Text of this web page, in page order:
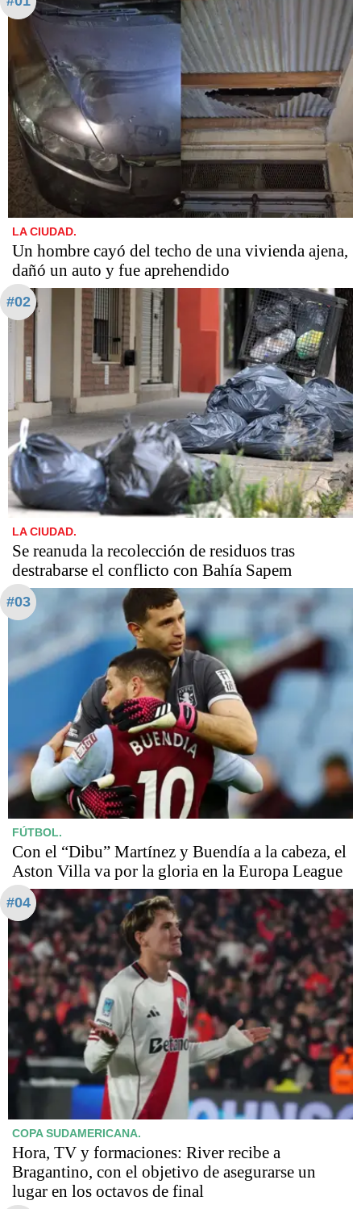
LA CIUDAD.
Un hombre cayó del techo de una vivienda ajena,
dañó un auto y fue aprehendido
#02
LA CIUDAD.
Se reanuda la recolección de residuos tras
destrabarse el conflicto con Bahía Sapem
#03
FÚTBOL.
Con el “Dibu” Martínez y Buendía a la cabeza, el
Aston Villa va por la gloria en la Europa League
#04
COPA SUDAMERICANA.
Hora, TV y formaciones: River recibe a
Bragantino, con el objetivo de asegurarse un
lugar en los octavos de final